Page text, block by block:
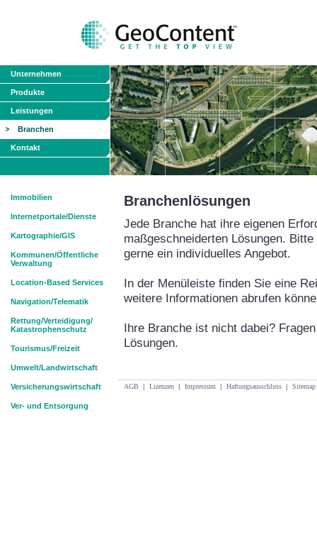
Unternehmen
Produkte
Leistungen
Branchen
Kontakt
Immobilien
Internetportale/Dienste
Kartographie/GIS
Kommunen/Öffentliche
Verwaltung
Location-Based Services
Navigation/Telematik
Rettung/Verteidigung/
Katastrophenschutz
Tourismus/Freizeit
Umwelt/Landwirtschaft
Versicherungswirtschaft
Ver- und Entsorgung
Branchenlösungen
Jede Branche hat ihre eigenen
maßgeschneiderten Lösungen.
gerne ein individuelles Angebot.
In der Menüleiste finden Sie eine
weitere Informationen abrufen
Ihre Branche ist nicht dabei?
Lösungen.
AGB | Lizenzen | Impressum | Haftungsausschluss | Sitemap